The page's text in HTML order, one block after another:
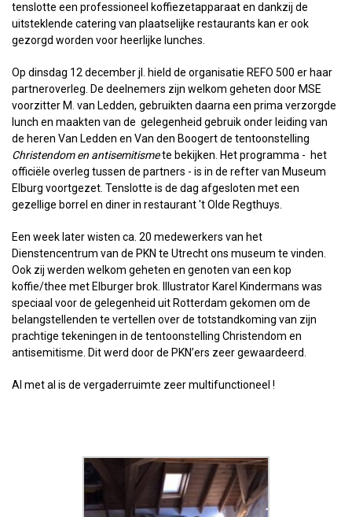
tenslotte een professioneel koffiezetapparaat en dankzij de
uitsteklende catering van plaatselijke restaurants kan er ook
gezorgd worden voor heerlijke lunches.
Op dinsdag 12 december jl. hield de organisatie REFO 500 er haar
partneroverleg. De deelnemers zijn welkom geheten door MSE
voorzitter M. van Ledden, gebruikten daarna een prima verzorgde
lunch en maakten van de gelegenheid gebruik onder leiding van
de heren Van Ledden en Van den Boogert de tentoonstelling
Christendom en antisemitismete bekijken. Het programma - het
officiële overleg tussen de partners - is in de refter van Museum
Elburg voortgezet. Tenslotte is de dag afgesloten met een
gezellige borrel en diner in restaurant 't Olde Regthuys.
Een week later wisten ca. 20 medewerkers van het
Dienstencentrum van de PKN te Utrecht ons museum te vinden.
Ook zij werden welkom geheten en genoten van een kop
koffie/thee met Elburger brok. Illustrator Karel Kindermans was
speciaal voor de gelegenheid uit Rotterdam gekomen om de
belangstellenden te vertellen over de totstandkoming van zijn
prachtige tekeningen in de tentoonstelling Christendom en
antisemitisme. Dit werd door de PKN’ers zeer gewaardeerd.
Al met al is de vergaderruimte zeer multifunctioneel !